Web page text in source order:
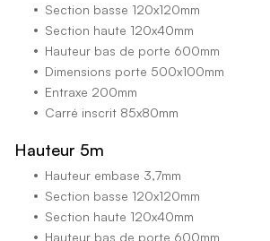
Section basse 120x120mm
Section haute 120x40mm
Hauteur bas de porte 600mm
Dimensions porte 500x100mm
Entraxe 200mm
Carré inscrit 85x80mm
Hauteur 5m
Hauteur embase 3,7mm
Section basse 120x120mm
Section haute 120x40mm
Hauteur bas de porte 600mm